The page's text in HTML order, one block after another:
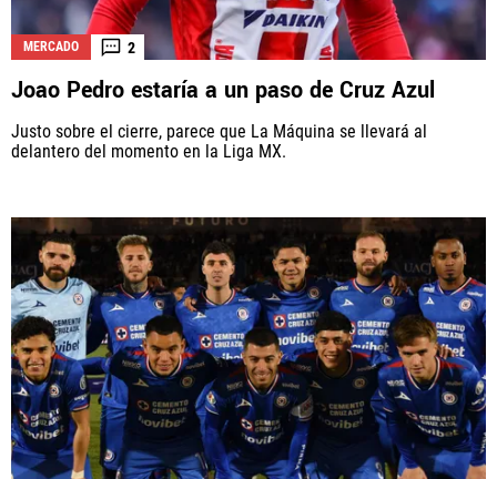
MERCADO 2
Joao Pedro estaría a un paso de Cruz Azul
Justo sobre el cierre, parece que La Máquina se llevará al
delantero del momento en la Liga MX.